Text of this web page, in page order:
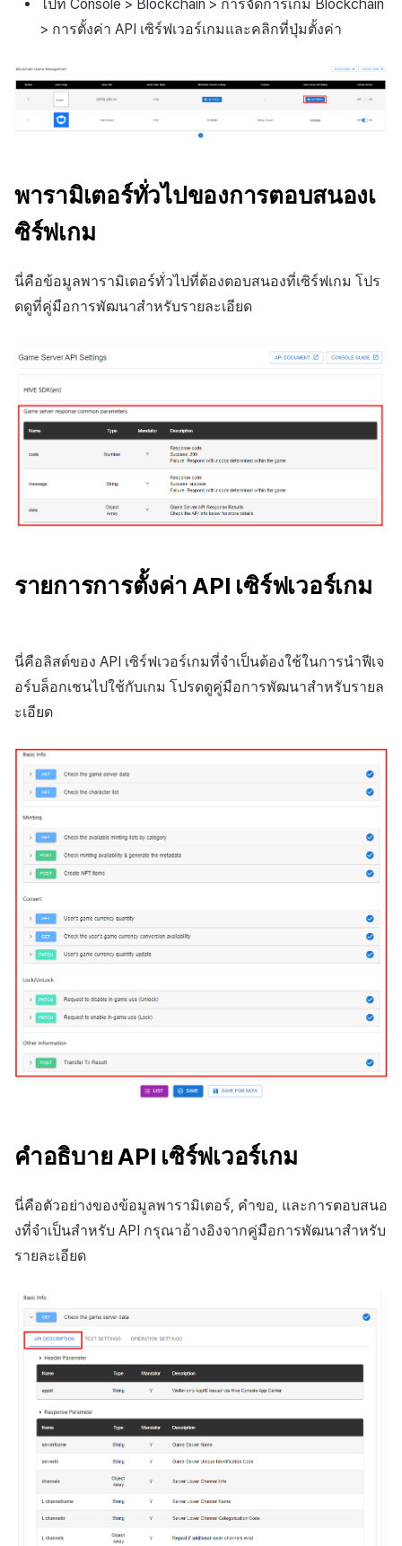
ไปที่ Console > Blockchain > การจัดการเกม Blockchain
> การตั้งค่า API เซิร์ฟเวอร์เกมและคลิกที่ปุ่มตั้งค่า
พารามิเตอร์ทั่วไปของการตอบสนองเ
ซิร์ฟเกม
นี่คือข้อมูลพารามิเตอร์ทั่วไปที่ต้องตอบสนองที่เซิร์ฟเกม โปร
ดดูที่คู่มือการพัฒนาสำหรับรายละเอียด
รายการการตั้งค่า API เซิร์ฟเวอร์เกม
นี่คือลิสต์ของ API เซิร์ฟเวอร์เกมที่จำเป็นต้องใช้ในการนำฟีเจ
อร์บล็อกเชนไปใช้กับเกม โปรดดูคู่มือการพัฒนาสำหรับรายล
ะเอียด
คำอธิบาย API เซิร์ฟเวอร์เกม
นี่คือตัวอย่างของข้อมูลพารามิเตอร์, คำขอ, และการตอบสนอ
งที่จำเป็นสำหรับ API กรุณาอ้างอิงจากคู่มือการพัฒนาสำหรับ
รายละเอียด